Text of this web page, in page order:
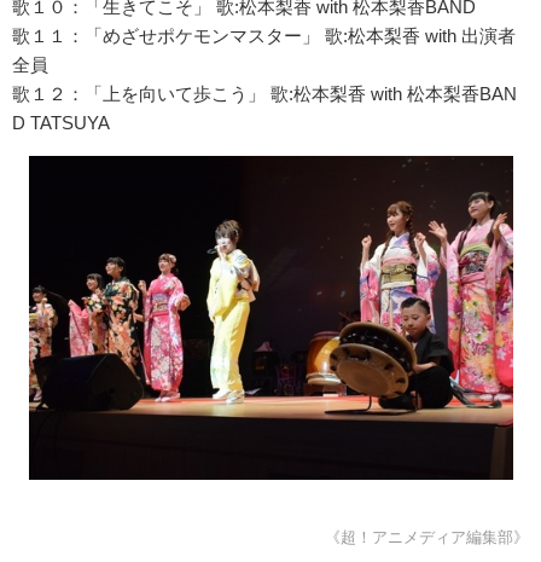
歌１０：「生きてこそ」 歌:松本梨香 with 松本梨香BAND
歌１１：「めざせポケモンマスター」 歌:松本梨香 with 出演者
全員
歌１２：「上を向いて歩こう」 歌:松本梨香 with 松本梨香BAN
D TATSUYA
《超！アニメディア編集部》